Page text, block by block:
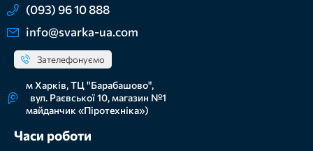
(093) 96 10 888
info@svarka-ua.com
Зателефонуємо
м Харків, ТЦ "Барабашово",
вул. Раєвської 10, магазин №1
майданчик «Піротехніка»)
Часи роботи